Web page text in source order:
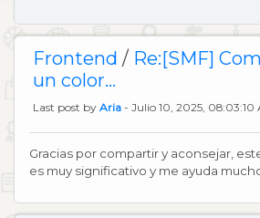
Frontend / Re:[SMF]
un color...
Last post by Aria - Julio 10, 2025, 08:03:10
Gracias por compartir y aconsejar,
es muy significativo y me ayuda